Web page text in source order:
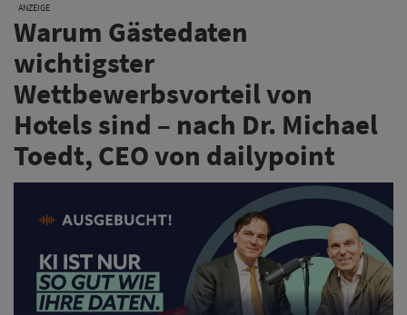
ANZEIGE
Warum Gästedaten
wichtigster
Wettbewerbsvorteil von
Hotels sind – nach Dr. Michael
Toedt, CEO von dailypoint